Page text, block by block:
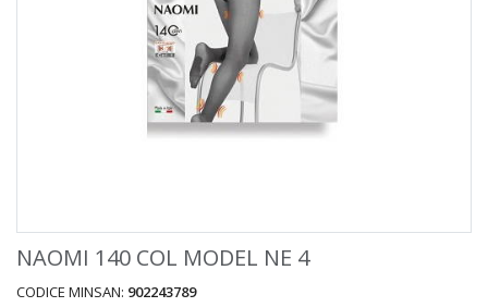
NAOMI 140 COL MODEL NE 4
CODICE MINSAN: 902243789